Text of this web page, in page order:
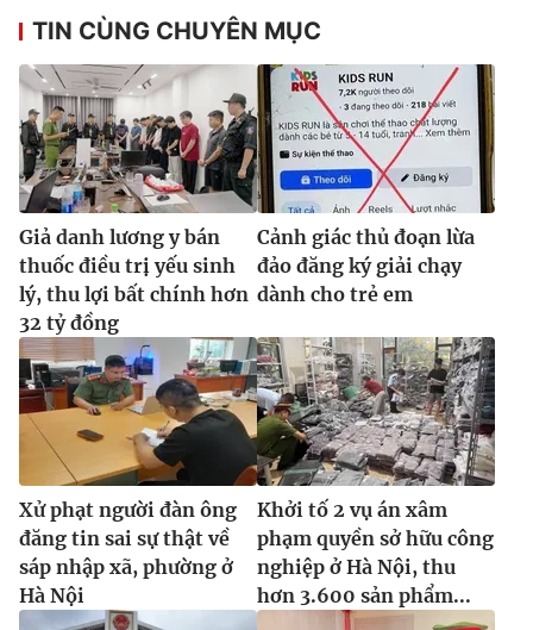
TIN CÙNG CHUYÊN MỤC
Giả danh lương y bán
thuốc điều trị yếu sinh
lý, thu lợi bất chính hơn
32 tỷ đồng
Cảnh giác thủ đoạn lừa
đảo đăng ký giải chạy
dành cho trẻ em
Xử phạt người đàn ông
đăng tin sai sự thật về
sáp nhập xã, phường ở
Hà Nội
Khởi tố 2 vụ án xâm
phạm quyền sở hữu công
nghiệp ở Hà Nội, thu
hơn 3.600 sản phẩm...